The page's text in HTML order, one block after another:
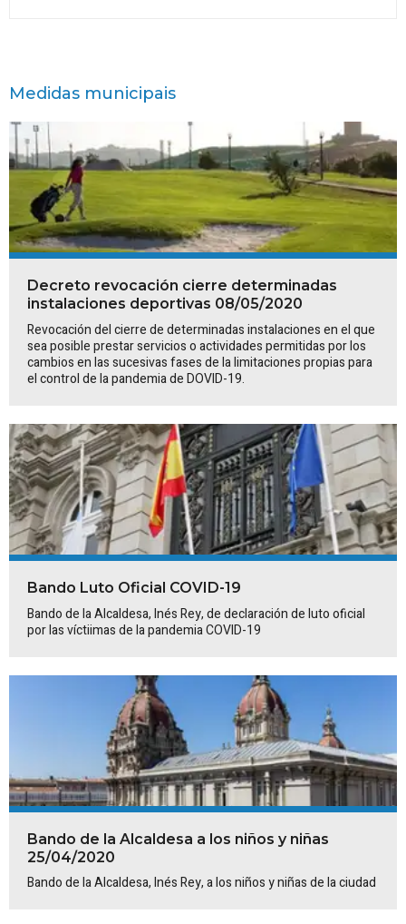
Medidas municipais
Decreto revocación cierre determinadas
instalaciones deportivas 08/05/2020
Revocación del cierre de determinadas instalaciones en el que
sea posible prestar servicios o actividades permitidas por los
cambios en las sucesivas fases de la limitaciones propias para
el control de la pandemia de DOVID-19.
Bando Luto Oficial COVID-19
Bando de la Alcaldesa, Inés Rey, de declaración de luto oficial
por las víctiimas de la pandemia COVID-19
Bando de la Alcaldesa a los niños y niñas
25/04/2020
Bando de la Alcaldesa, Inés Rey, a los niños y niñas de la ciudad